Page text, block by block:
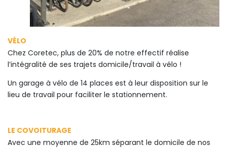
VÉLO
Chez Coretec, plus de 20% de notre effectif réalise
l’intégralité de ses trajets domicile/travail à vélo !
Un garage à vélo de 14 places est à leur disposition sur le
lieu de travail pour faciliter le stationnement.
LE COVOITURAGE
Avec une moyenne de 25km séparant le domicile de nos